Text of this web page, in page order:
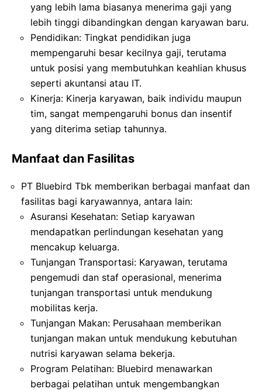
yang lebih lama biasanya menerima gaji yang
lebih tinggi dibandingkan dengan karyawan baru.
Pendidikan: Tingkat pendidikan juga
mempengaruhi besar kecilnya gaji, terutama
untuk posisi yang membutuhkan keahlian khusus
seperti akuntansi atau IT.
Kinerja: Kinerja karyawan, baik individu maupun
tim, sangat mempengaruhi bonus dan insentif
yang diterima setiap tahunnya.
Manfaat dan Fasilitas
PT Bluebird Tbk memberikan berbagai manfaat dan
fasilitas bagi karyawannya, antara lain:
Asuransi Kesehatan: Setiap karyawan
mendapatkan perlindungan kesehatan yang
mencakup keluarga.
Tunjangan Transportasi: Karyawan, terutama
pengemudi dan staf operasional, menerima
tunjangan transportasi untuk mendukung
mobilitas kerja.
Tunjangan Makan: Perusahaan memberikan
tunjangan makan untuk mendukung kebutuhan
nutrisi karyawan selama bekerja.
Program Pelatihan: Bluebird menawarkan
berbagai pelatihan untuk mengembangkan